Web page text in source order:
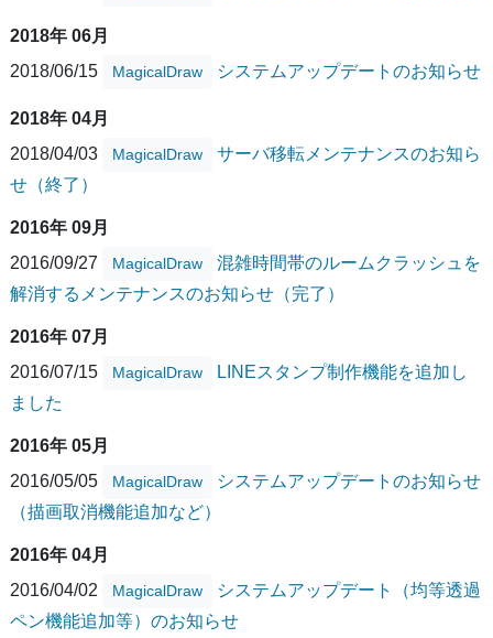
2018年 06月
2018/06/15
MagicalDraw システムアップデートのお知らせ
2018年 04月
2018/04/03
MagicalDraw
サーバ移転メンテナンスのお知ら
せ（終了）
2016年 09月
2016/09/27
MagicalDraw
混雑時間帯のルームクラッシュを
解消するメンテナンスのお知らせ（完了）
2016年 07月
2016/07/15
MagicalDraw
LINEスタンプ制作機能を追加し
ました
2016年 05月
2016/05/05
MagicalDraw
システムアップデートのお知らせ
（描画取消機能追加など）
2016年 04月
2016/04/02
MagicalDraw
システムアップデート（均等透過
ペン機能追加等）のお知らせ